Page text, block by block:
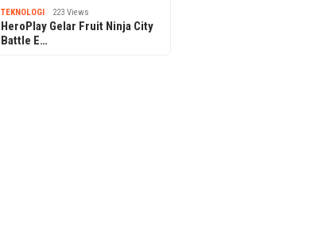
TEKNOLOGI 223 Views
HeroPlay Gelar Fruit Ninja City
Battle E…